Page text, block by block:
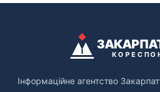
Інформаційне агентство